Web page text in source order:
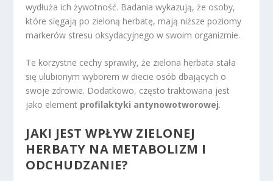
wydłuża ich żywotność. Badania wykazują, że osoby,
które sięgają po zieloną herbatę, mają niższe poziomy
markerów stresu oksydacyjnego w swoim organizmie.
Te korzystne cechy sprawiły, że zielona herbata stała
się ulubionym wyborem w diecie osób dbających o
swoje zdrowie. Dodatkowo, często traktowana jest
jako element profilaktyki antynowotworowej.
JAKI JEST WPŁYW ZIELONEJ
HERBATY NA METABOLIZM I
ODCHUDZANIE?